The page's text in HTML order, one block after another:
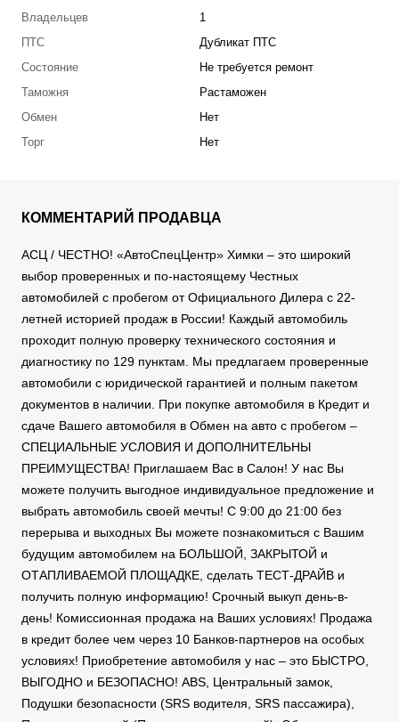
Владельцев
1
ПТС
Дубликат ПТС
Состояние
Не требуется ремонт
Таможня
Растаможен
Обмен
Нет
Торг
Нет
КОММЕНТАРИЙ ПРОДАВЦА
АСЦ / ЧЕСТНО! «АвтоСпецЦентр» Химки – это широкий
выбор проверенных и по-настоящему Честных
автомобилей с пробегом от Официального Дилера с 22-
летней историей продаж в России! Каждый автомобиль
проходит полную проверку технического состояния и
диагностику по 129 пунктам. Мы предлагаем проверенные
автомобили с юридической гарантией и полным пакетом
документов в наличии. При покупке автомобиля в Кредит и
сдаче Вашего автомобиля в Обмен на авто с пробегом –
СПЕЦИАЛЬНЫЕ УСЛОВИЯ И ДОПОЛНИТЕЛЬНЫ
ПРЕИМУЩЕСТВА! Приглашаем Вас в Салон! У нас Вы
можете получить выгодное индивидуальное предложение и
выбрать автомобиль своей мечты! С 9:00 до 21:00 без
перерыва и выходных Вы можете познакомиться с Вашим
будущим автомобилем на БОЛЬШОЙ, ЗАКРЫТОЙ и
ОТАПЛИВАЕМОЙ ПЛОЩАДКЕ, сделать ТЕСТ-ДРАЙВ и
получить полную информацию! Срочный выкуп день-в-
день! Комиссионная продажа на Ваших условиях! Продажа
в кредит более чем через 10 Банков-партнеров на особых
условиях! Приобретение автомобиля у нас – это БЫСТРО,
ВЫГОДНО и БЕЗОПАСНО! ABS, Центральный замок,
Подушки безопасности (SRS водителя, SRS пассажира),